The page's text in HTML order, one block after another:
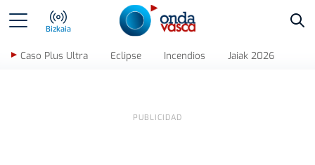
Bizkaia
Caso Plus Ultra Eclipse Incendios Jaiak 2026